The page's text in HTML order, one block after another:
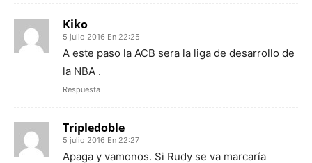
Kiko
5 julio 2016 En 22:25
A este paso la ACB sera la liga de desarrollo de
la NBA .
Respuesta
Tripledoble
5 julio 2016 En 22:27
Apaga y vamonos. Si Rudy se va marcaría